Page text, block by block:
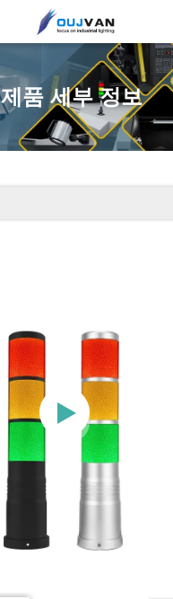
제품 세부 정보